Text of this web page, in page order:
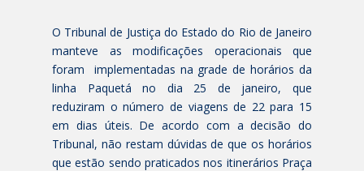
O Tribunal de Justiça do Estado do Rio de Janeiro
manteve as modificações operacionais que
foram implementadas na grade de horários da
linha Paquetá no dia 25 de janeiro, que
reduziram o número de viagens de 22 para 15
em dias úteis. De acordo com a decisão do
Tribunal, não restam dúvidas de que os horários
que estão sendo praticados nos itinerários Praça